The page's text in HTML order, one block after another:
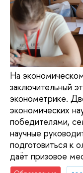
На
заключительный
эконометрике.
экономических
победителями,
научные
подготовиться к
даёт призовое